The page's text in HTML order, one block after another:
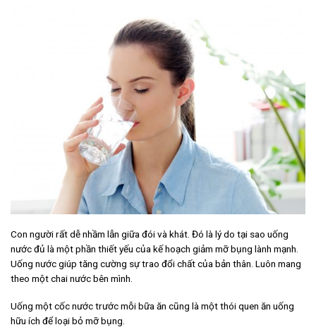
Con người rất dễ nhầm lẫn giữa đói và khát. Đó là lý do tại sao uống
nước đủ là một phần thiết yếu của kế hoạch giảm mỡ bụng lành mạnh.
Uống nước giúp tăng cường sự trao đổi chất của bản thân. Luôn mang
theo một chai nước bên mình.
Uống một cốc nước trước mỗi bữa ăn cũng là một thói quen ăn uống
hữu ích để loại bỏ mỡ bụng.